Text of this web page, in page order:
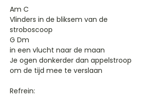
Am C
Vlinders in de bliksem van de
stroboscoop
G Dm
in een vlucht naar de maan
Je ogen donkerder dan appelstroop
om de tijd mee te verslaan
Refrein: